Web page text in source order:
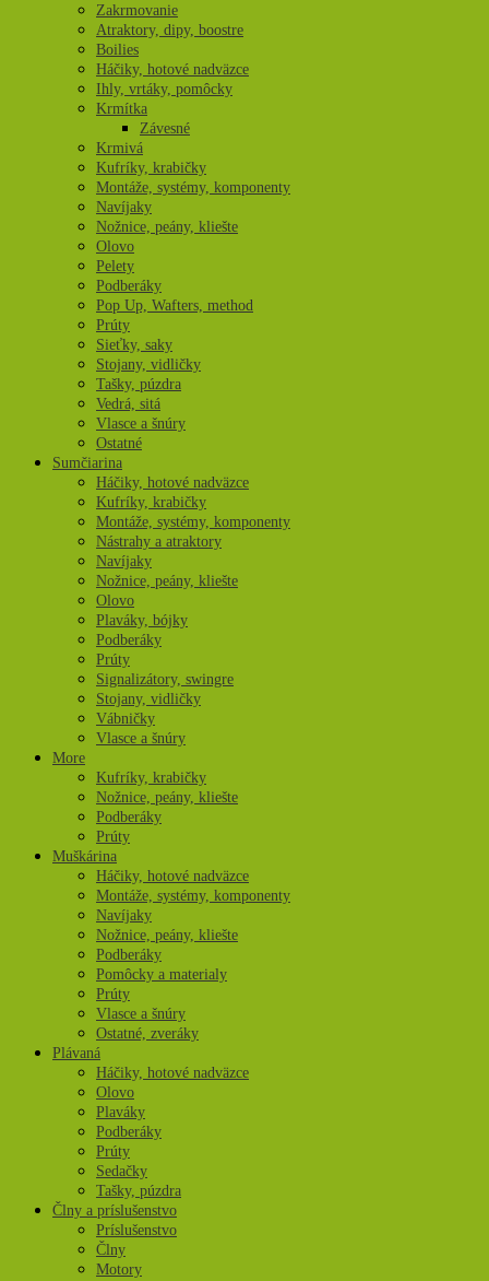
Zakrmovanie
Atraktory, dipy, boostre
Boilies
Háčiky, hotové nadväzce
Ihly, vrtáky, pomôcky
Krmítka
Závesné
Krmivá
Kufríky, krabičky
Montáže, systémy, komponenty
Navíjaky
Nožnice, peány, kliešte
Olovo
Pelety
Podberáky
Pop Up, Wafters, method
Prúty
Sieťky, saky
Stojany, vidličky
Tašky, púzdra
Vedrá, sitá
Vlasce a šnúry
Ostatné
Sumčiarina
Háčiky, hotové nadväzce
Kufríky, krabičky
Montáže, systémy, komponenty
Nástrahy a atraktory
Navíjaky
Nožnice, peány, kliešte
Olovo
Plaváky, bójky
Podberáky
Prúty
Signalizátory, swingre
Stojany, vidličky
Vábničky
Vlasce a šnúry
More
Kufríky, krabičky
Nožnice, peány, kliešte
Podberáky
Prúty
Muškárina
Háčiky, hotové nadväzce
Montáže, systémy, komponenty
Navíjaky
Nožnice, peány, kliešte
Podberáky
Pomôcky a materialy
Prúty
Vlasce a šnúry
Ostatné, zveráky
Plávaná
Háčiky, hotové nadväzce
Olovo
Plaváky
Podberáky
Prúty
Sedačky
Tašky, púzdra
Člny a príslušenstvo
Príslušenstvo
Člny
Motory